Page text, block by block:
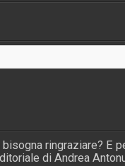
bisogna ringraziare? E
di Andrea